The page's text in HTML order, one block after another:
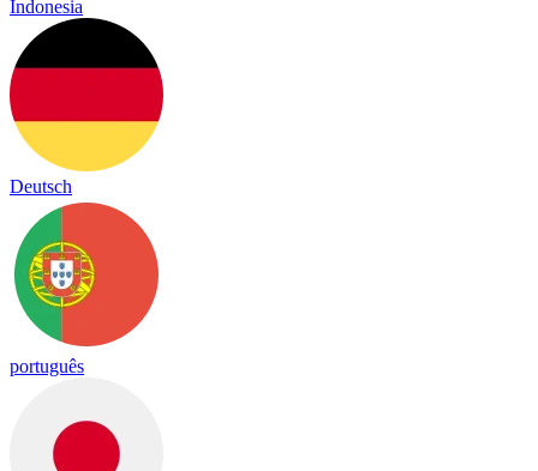
Indonesia
Deutsch
português